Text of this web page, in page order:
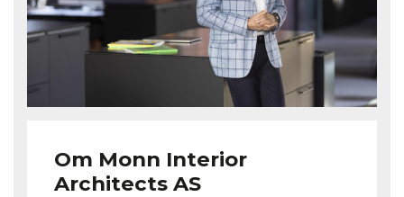
Om Monn Interior
Architects AS